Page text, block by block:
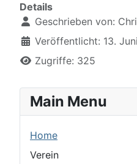
Details
Geschrieben von:
Veröffentlicht: 13.
Zugriffe: 325
Main Menu
Home
Verein